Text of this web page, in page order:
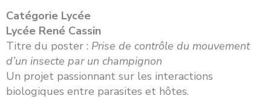
Catégorie Lycée
Lycée René Cassin
Titre du poster : Prise de contrôle du mouvement
d’un insecte par un champignon
Un projet passionnant sur les interactions
biologiques entre parasites et hôtes.